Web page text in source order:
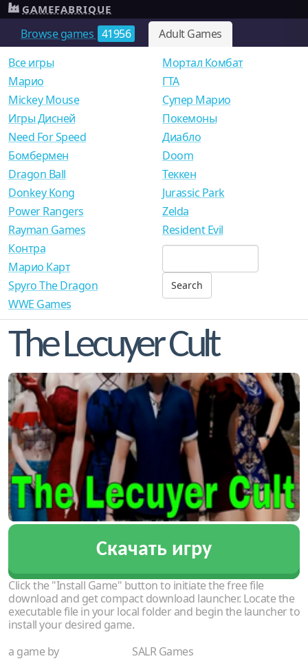
Browse games 41956 Adult Games
GAMEFABRIQUE
Все игры
Mарио
Mickey Mouse
Игры Дисней
Need For Speed
Мортал Комбат
ГТА
Супер Марио
Покемоны
Диабло
Бомбермен
Dragon Ball
Donkey Kong
Power Rangers
Rayman Games
Doom
Теккен
Jurassic Park
Zelda
Resident Evil
Контра
Марио Карт
Spyro The Dragon
WWE Games
The Lecuyer Cult
Скачать игру
Click the "Install Game" button to initiate the free file
download and get compact download launcher. Locate the
executable file in your local folder and begin the launcher to
install your desired game.
a game by
SALR Games